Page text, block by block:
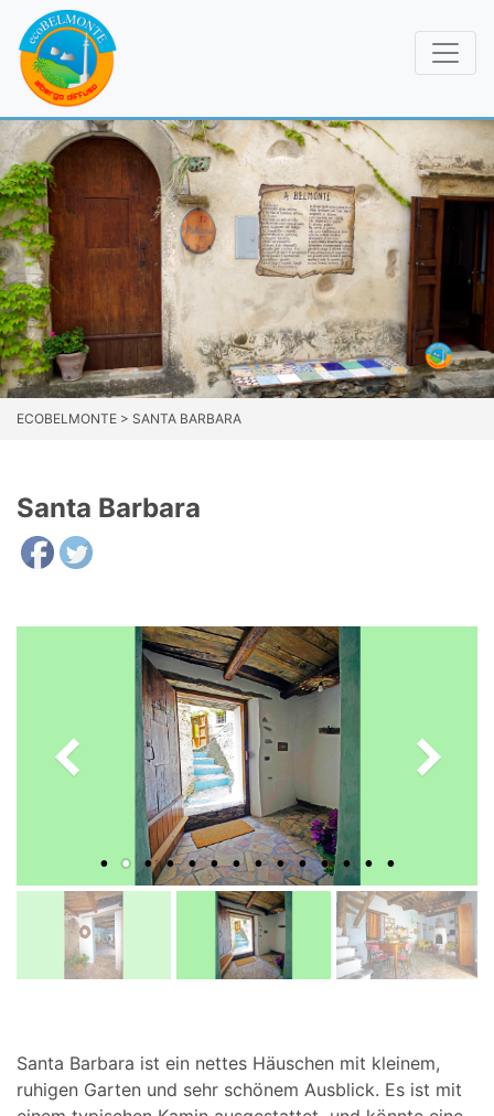
ECOBELMONTE > SANTA BARBARA
Santa Barbara
Santa Barbara ist ein nettes Häuschen mit kleinem,
ruhigen Garten und sehr schönem Ausblick. Es ist mit